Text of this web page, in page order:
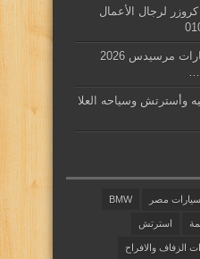
لرجال الأعمال
العلا ليمو لتأجير احدث سيارات مرسيدس 2026
وأسترتش وسياحه العلا
مصر BMW
استرتش
الزفاف والافراح